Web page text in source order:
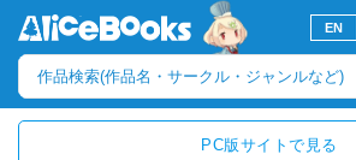
EN
PC版サイトで見る